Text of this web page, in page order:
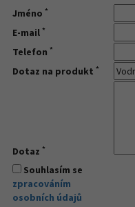
Jméno *
E-mail *
Telefon *
Dotaz na produkt *
Dotaz *
Souhlasím se
zpracováním
osobních údajů